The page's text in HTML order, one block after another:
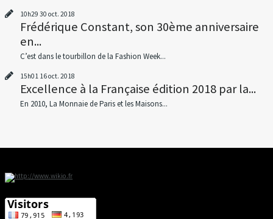
10h29 30 oct. 2018
Frédérique Constant, son 30ème anniversaire
en...
C’est dans le tourbillon de la Fashion Week...
15h01 16oct. 2018
Excellence à la Française édition 2018 par la...
En 2010, La Monnaie de Paris et les Maisons...